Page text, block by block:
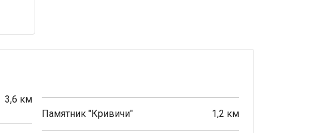
3,6 км
Памятник "Кривичи" 1,2 км